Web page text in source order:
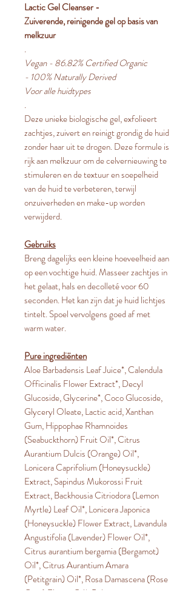
Lactic Gel Cleanser -
Zuiverende, reinigende gel op basis van
melkzuur
.
Vegan - 86.82% Certified Organic
- 100% Naturally Derived
Voor alle huidtypes
.
Deze unieke biologische gel, exfolieert
zachtjes, zuivert en reinigt grondig de huid
zonder haar uit te drogen. Deze formule is
rijk aan melkzuur om de celvernieuwing te
stimuleren en de textuur en soepelheid
van de huid te verbeteren, terwijl
onzuiverheden en make-up worden
verwijderd.
Gebruiks
Breng dagelijks een kleine hoeveelheid aan
op een vochtige huid. Masseer zachtjes in
het gelaat, hals en decolleté voor 60
seconden. Het kan zijn dat je huid lichtjes
tintelt. Spoel vervolgens goed af met
warm water.
Pure ingrediënten
Aloe Barbadensis Leaf Juice*, Calendula
Officinalis Flower Extract*, Decyl
Glucoside, Glycerine*, Coco Glucoside,
Glyceryl Oleate, Lactic acid, Xanthan
Gum, Hippophae Rhamnoides
(Seabuckthorn) Fruit Oil*, Citrus
Aurantium Dulcis (Orange) Oil*,
Lonicera Caprifolium (Honeysuckle)
Extract, Sapindus Mukorossi Fruit
Extract, Backhousia Citriodora (Lemon
Myrtle) Leaf Oil*, Lonicera Japonica
(Honeysuckle) Flower Extract, Lavandula
Angustifolia (Lavender) Flower Oil*,
Citrus aurantium bergamia (Bergamot)
Oil*, Citrus Aurantium Amara
(Petitgrain) Oil*, Rosa Damascena (Rose
Otto) Flower Oil*, Pelargonium